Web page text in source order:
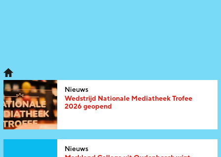
Nieuws
Wedstrijd Nationale Mediatheek Trofee
2026 geopend
Nieuws